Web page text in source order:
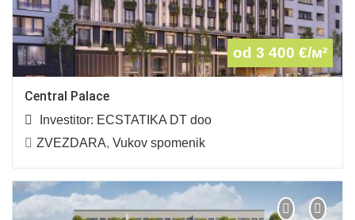
od 3 400 €/м²
Central Palace
Investitor: ЕCSTATIKA DT doo
ZVEZDARA, Vukov spomenik